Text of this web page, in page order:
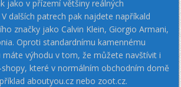
jako v přízemí většiny reálných
dalších patrech pak najdete napříkald
značky jako Calvin Klein, Giorgio Armani,
Oproti standardnímu kamennému
výhodu v tom, že můžete navštívit i
které v normálním obchodním domě
aboutyou.cz nebo zoot.cz.